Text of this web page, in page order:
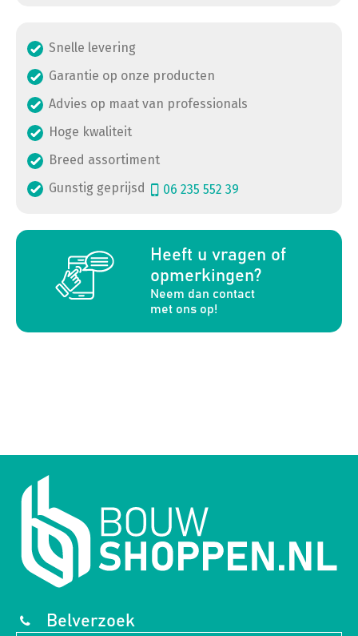
Snelle levering
Garantie op onze producten
Advies op maat van professionals
Hoge kwaliteit
Breed assortiment
Gunstig geprijsd
06 235 552 39
Heeft u vragen of
opmerkingen?
Neem dan contact
met ons op!
a
Belverzoek